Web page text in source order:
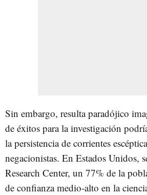
Sin embargo, resulta paradójico
de éxitos para la investigación
la persistencia de corrientes
negacionistas. En Estados Unidos,
Research Center, un 77% de la
de confianza medio-alto en la